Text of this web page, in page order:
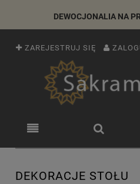
DEWOCJONALIA NA
ZAREJESTRUJ SIĘ
DEKORACJE STOŁU